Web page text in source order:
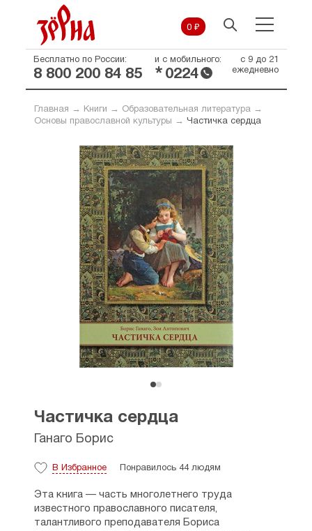
0 ₽
Бесплатно по России:
8 800 200 84 85
и с мобильного:
* 0224
с 9 до 21
ежедневно
Главная → Книги → Образовательная литература→
Основы православной культуры → Частичка сердца
Частичка сердца
Ганаго Борис
В Избранное Понравилось 44 людям
Эта книга — часть многолетнего труда
известного православного писателя,
талантливого преподавателя Бориса